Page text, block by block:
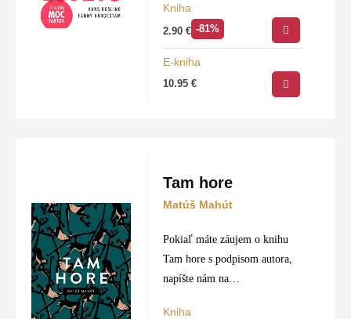
memoároch Rosling vymenil
čísla za ľudí. Namiesto štatistík
a grafov nám približuje…
Kniha
2.90€ -81%
E-kniha
10.95€
Tam hore
Matúš Mahút
Pokiaľ máte záujem o knihu
Tam hore s podpisom autora,
napíšte nám na
Kniha